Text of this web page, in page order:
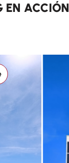
EN ACCIÓN